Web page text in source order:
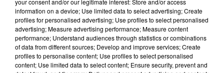
FIL D'ACTU
your consent and/or our legitimate interest: Store and/or access
information on a device; Use limited data to select advertising; Create
profiles for personalised advertising; Use profiles to select personalised
advertising; Measure advertising performance; Measure content
performance; Understand audiences through statistics or combinations
of data from different sources; Develop and improve services; Create
profiles to personalise content; Use profiles to select personalised
content; Use limited data to select content; Ensure security, prevent and